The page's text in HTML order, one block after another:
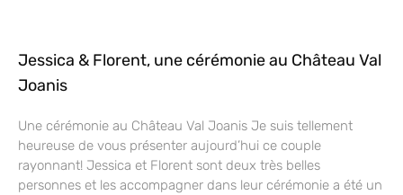
Jessica & Florent, une cérémonie au Château Val
Joanis
Une cérémonie au Château Val Joanis Je suis tellement
heureuse de vous présenter aujourd’hui ce couple
rayonnant! Jessica et Florent sont deux très belles
personnes et les accompagner dans leur cérémonie a été un